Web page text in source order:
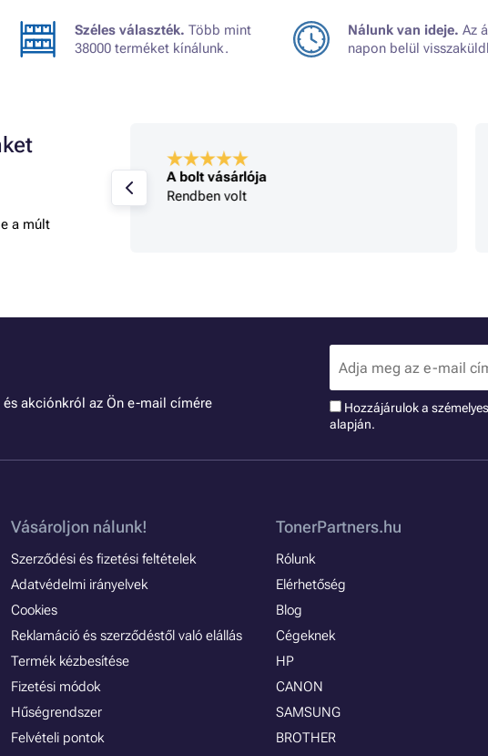
Széles választék. Több mint
38000 terméket kínálunk.
Nálunk van ideje. Az
napon belül
a múlt
dolgozni.
A bolt vásárlója
Rendben volt
akciónkról az Ön e-mail címére Hozzájárulok a
alapján.
Vásároljon nálunk!
Szerződési és fizetési feltételek
Adatvédelmi irányelvek
Cookies
Reklamáció és szerződéstől való elállás
Termék kézbesítése
Fizetési módok
Hűségrendszer
Felvételi pontok
TonerPartners.hu
Rólunk
Elérhetőség
Blog
Cégeknek
HP
CANON
SAMSUNG
BROTHER